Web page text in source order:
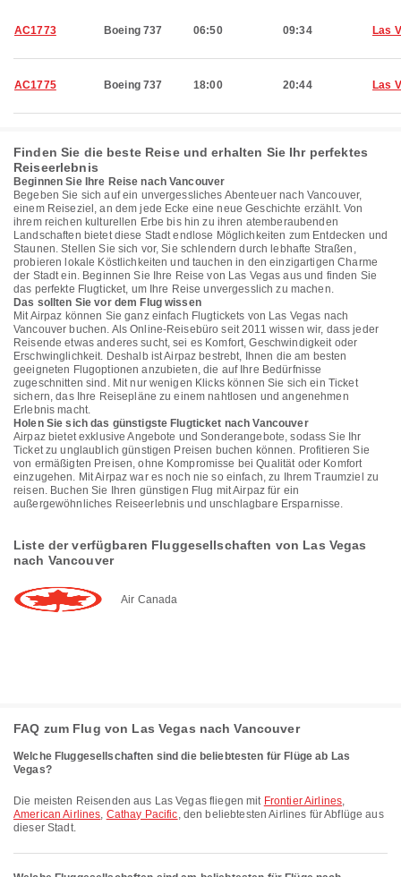
AC1773 Boeing 737 06:50 09:34 Las
AC1775 Boeing 737 18:00 20:44 Las
Finden Sie die beste Reise und erhalten Sie Ihr perfektes
Reiseerlebnis
Beginnen Sie Ihre Reise nach Vancouver
Begeben Sie sich auf ein unvergessliches Abenteuer nach Vancouver,
einem Reiseziel, an dem jede Ecke eine neue Geschichte erzählt. Von
ihrem reichen kulturellen Erbe bis hin zu ihren atemberaubenden
Landschaften bietet diese Stadt endlose Möglichkeiten zum Entdecken und
Staunen. Stellen Sie sich vor, Sie schlendern durch lebhafte Straßen,
probieren lokale Köstlichkeiten und tauchen in den einzigartigen Charme
der Stadt ein. Beginnen Sie Ihre Reise von Las Vegas aus und finden Sie
das perfekte Flugticket, um Ihre Reise unvergesslich zu machen.
Das sollten Sie vor dem Flug wissen
Mit Airpaz können Sie ganz einfach Flugtickets von Las Vegas nach
Vancouver buchen. Als Online-Reisebüro seit 2011 wissen wir, dass jeder
Reisende etwas anderes sucht, sei es Komfort, Geschwindigkeit oder
Erschwinglichkeit. Deshalb ist Airpaz bestrebt, Ihnen die am besten
geeigneten Flugoptionen anzubieten, die auf Ihre Bedürfnisse
zugeschnitten sind. Mit nur wenigen Klicks können Sie sich ein Ticket
sichern, das Ihre Reisepläne zu einem nahtlosen und angenehmen
Erlebnis macht.
Holen Sie sich das günstigste Flugticket nach Vancouver
Airpaz bietet exklusive Angebote und Sonderangebote, sodass Sie Ihr
Ticket zu unglaublich günstigen Preisen buchen können. Profitieren Sie
von ermäßigten Preisen, ohne Kompromisse bei Qualität oder Komfort
einzugehen. Mit Airpaz war es noch nie so einfach, zu Ihrem Traumziel zu
reisen. Buchen Sie Ihren günstigen Flug mit Airpaz für ein
außergewöhnliches Reiseerlebnis und unschlagbare Ersparnisse.
Liste der verfügbaren Fluggesellschaften von Las Vegas
nach Vancouver
Air Canada
FAQ zum Flug von Las Vegas nach Vancouver
Welche Fluggesellschaften sind die beliebtesten für Flüge ab Las
Vegas?
Die meisten Reisenden aus Las Vegas fliegen mit Frontier Airlines,
American Airlines, Cathay Pacific, den beliebtesten Airlines für Abflüge aus
dieser Stadt.